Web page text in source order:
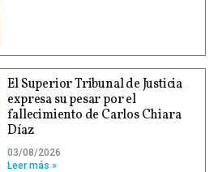
El Superior Tribunal de Justicia
expresa su pesar por el
fallecimiento de Carlos Chiara
Díaz
03/08/2026
Leer más »